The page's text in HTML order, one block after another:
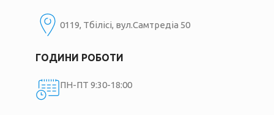
0119, Тбілісі, вул.Самтредіа 50
ГОДИНИ РОБОТИ
ПН-ПТ 9:30-18:00